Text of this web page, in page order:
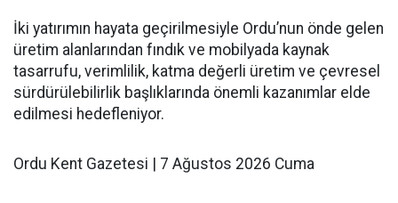
İki yatırımın hayata geçirilmesiyle Ordu’nun önde gelen
üretim alanlarından fındık ve mobilyada kaynak
tasarrufu, verimlilik, katma değerli üretim ve çevresel
sürdürülebilirlik başlıklarında önemli kazanımlar elde
edilmesi hedefleniyor.
Ordu Kent Gazetesi | 7 Ağustos 2026 Cuma